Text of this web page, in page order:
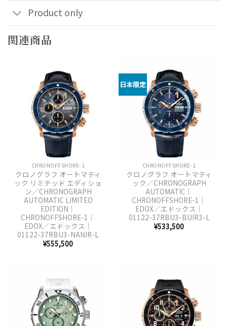
Product only
関連商品
CHRONOFFSHORE-1
クロノグラフ オートマティ
ック リミテッド エディショ
ン／CHRONOGRAPH
AUTOMATIC LIMITED
EDITION｜
CHRONOFFSHORE-1｜
EDOX／エドックス｜
01122-37RBU3-NANIR-L
¥555,500
日本限定
CHRONOFFSHORE-1
クロノグラフ オートマティ
ック／CHRONOGRAPH
AUTOMATIC｜
CHRONOFFSHORE-1｜
EDOX／エドックス｜
01122-37RBU3-BUIR3-L
¥533,500